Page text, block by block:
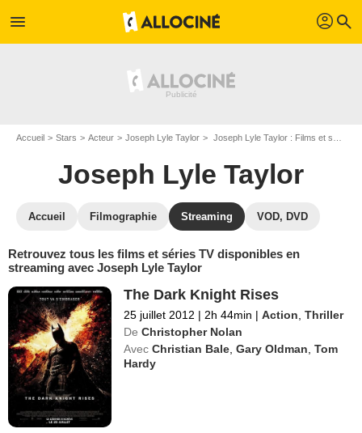
menu profil search
Accueil Stars Acteur Joseph Lyle Taylor Joseph Lyle Taylor : Films et séries online
Joseph Lyle Taylor
Accueil Filmographie Streaming VOD, DVD
Retrouvez tous les films et séries TV disponibles en
streaming avec Joseph Lyle Taylor
The Dark Knight Rises
25 juillet 2012 | 2h 44min | Action ,Thriller
De Christopher Nolan
Avec Christian Bale ,Gary Oldman ,Tom
Hardy